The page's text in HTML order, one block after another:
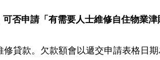
否申請「有需要人士維修自住物業
貸款。欠款額會以遞交申請表格日期